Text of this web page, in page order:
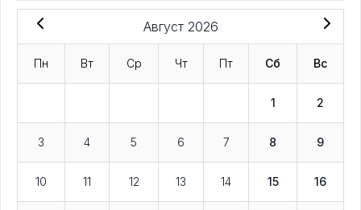
Август 2026
Пн Вт Ср Чт Пт Сб Вс
1 2
3 4 5 6 7 8 9
10 11 12 13 14 15 16